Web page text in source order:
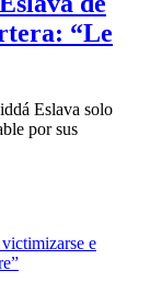
“Le
Eslava solo
por sus